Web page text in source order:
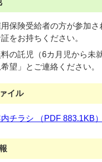
用保険受給者の方が参加
をお持ちください。
の託児（6カ月児から未
希望」とご連絡ください。
イル
チラシ （PDF 883.1KB）